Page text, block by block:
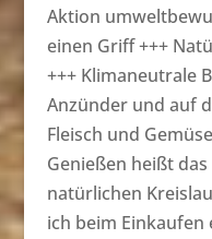
Aktion
einen Griff +++
+++ Klimaneutrale
Anzünder und auf
Fleisch und
Genießen heißt
natürlichen
ich beim Einkaufen